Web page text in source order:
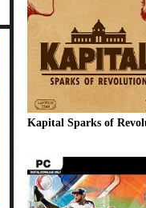
Kapital Sparks of